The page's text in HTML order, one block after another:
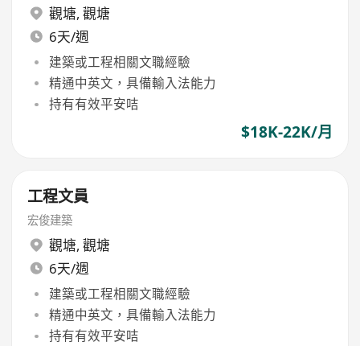
觀塘, 觀塘
6天/週
建築或工程相關文職經驗
精通中英文，具備輸入法能力
持有有效平安咭
$18K-22K/月
工程文員
宏俊建築
觀塘, 觀塘
6天/週
建築或工程相關文職經驗
精通中英文，具備輸入法能力
持有有效平安咭